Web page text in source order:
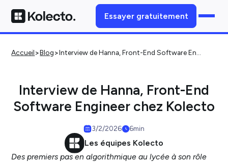
Essayer gratuitement
Accueil>Blog> Interview de Hanna, Front-End Software Engineer chez Kolecto
Interview de Hanna, Front-End
Software Engineer chez Kolecto
Les équipes Kolecto
3/2/2026 6min
Des premiers pas en algorithmique au lycée à son rôle